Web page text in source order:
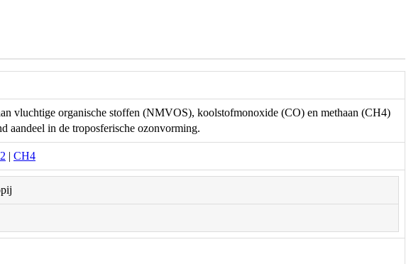
vluchtige organische stoffen (NMVOS), koolstofmonoxide (CO) en methaan (CH4)
aandeel in de troposferische ozonvorming.
| CH4